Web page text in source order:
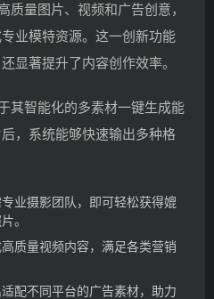
质量图片、视频和广告创意，
业模特资源。这一创新功能
显著提升了内容创作效率。
其智能化的多素材一键生成能
，系统能够快速输出多种格
专业摄影团队，即可轻松获得媲
。
质量视频内容，满足各类营销
配不同平台的广告素材，助力